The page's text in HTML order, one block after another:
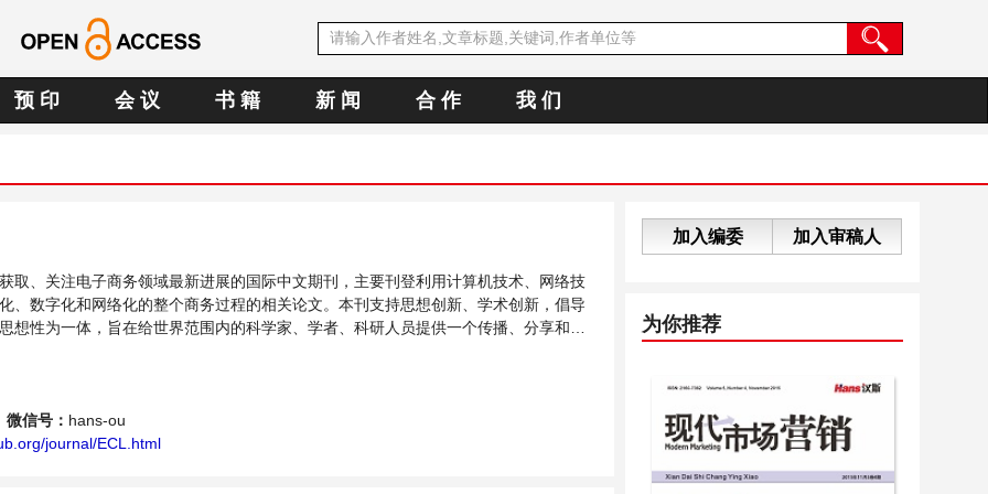
预 印 会 议 书 籍 新 闻 合 作 我 们
取、关注电子商务领域最新进展的国际中文期刊，主要刊登利用计算机技术、网络技
、数字化和网络化的整个商务过程的相关论文。本刊支持思想创新、学术创新，倡导
想性为一体，旨在给世界范围内的科学家、学者、科研人员提供一个传播、分享和讨
微信号： hans-ou
journal/ECL.html
加入编委 加入审稿人
为你推荐